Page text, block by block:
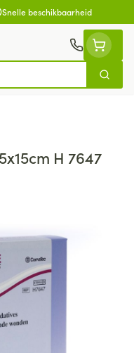
Snelle beschikbaarheid
Zoek
H 7647